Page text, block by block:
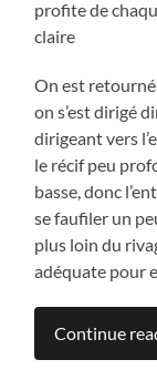
profite de
claire
On est retourné
on s’est dirigé
dirigeant vers
le récif peu
basse, donc
se faufiler un
plus loin du
adéquate pour
Continue